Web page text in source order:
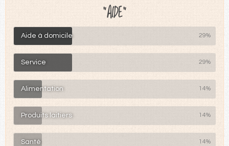
"AIDE"
Aide à domicile 29%
Service 29%
Alimentation 14%
Produits laitiers 14%
Santé 14%